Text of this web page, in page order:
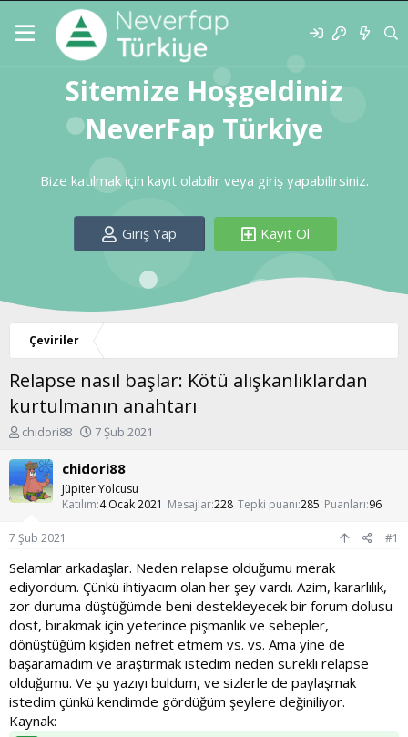
Sitemize Hoşgeldiniz
NeverFap Türkiye
Bize katılmak için kayıt olabilir veya giriş yapabilirsiniz.
Giriş Yap Kayıt Ol
Çeviriler
Relapse nasıl başlar: Kötü alışkanlıklardan
kurtulmanın anahtarı
K
n
u
y
a
ş
l
a
t
a
n
chidori88
B
ş
a
n
ç
t
a
r
i
h
7 Şub 2021
chidori88
Jüpiter Yolcusu
Katılım 4 Ocak 2021 Mesajlar228 Tepki puanı 285 Puanları 96
7 Şub 2021 #1
Selamlar arkadaşlar. Neden relapse olduğumu merak
ediyordum. Çünkü ihtiyacım olan her şey vardı. Azim, kararlılık,
zor duruma düştüğümde beni destekleyecek bir forum dolusu
dost, bırakmak için yeterince pişmanlık ve sebepler,
dönüştüğüm kişiden nefret etmem vs. vs. Ama yine de
başaramadım ve araştırmak istedim neden sürekli relapse
olduğumu. Ve şu yazıyı buldum, ve sizlerle de paylaşmak
istedim çünkü kendimde gördüğüm şeylere değiniliyor.
Kaynak: